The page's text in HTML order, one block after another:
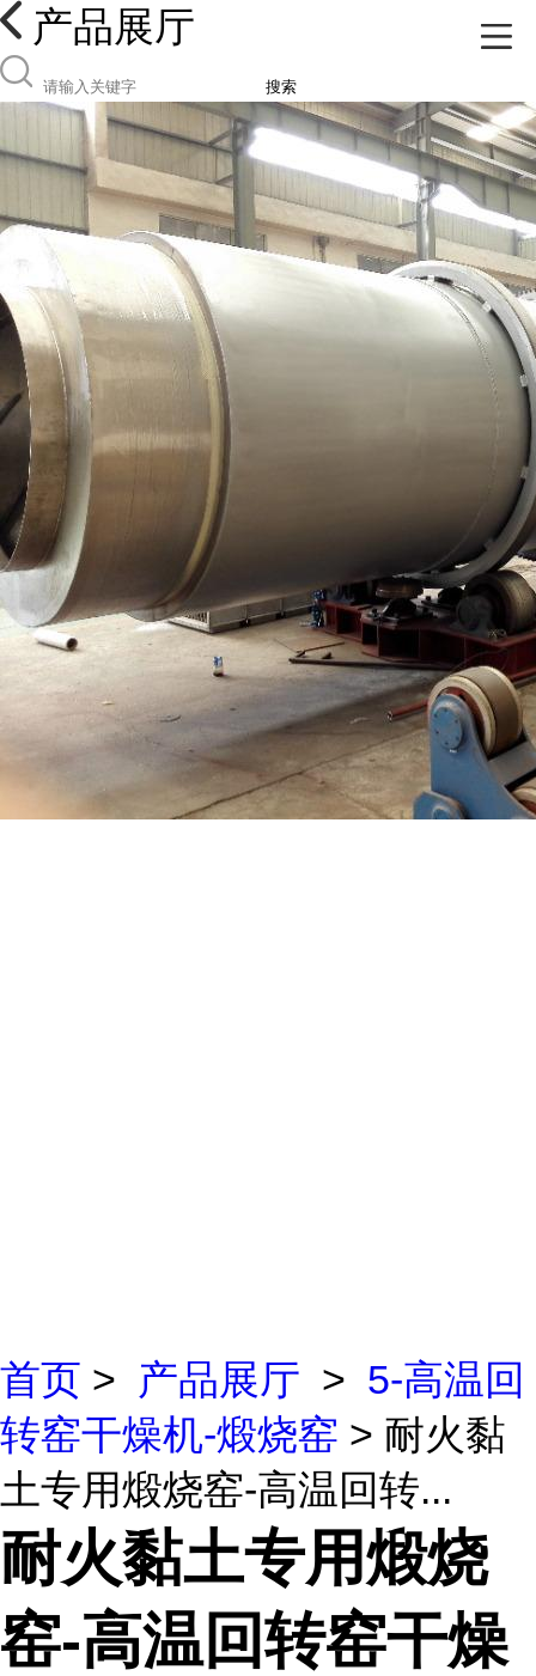
产品展厅
搜索
首页 > 产品展厅 > 5-高温回
转窑干燥机-煅烧窑 > 耐火黏
土专用煅烧窑-高温回转...
耐火黏土专用煅烧
窑-高温回转窑干燥